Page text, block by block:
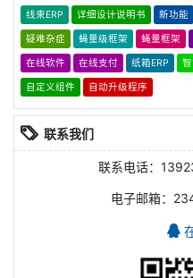
线束ERP 详细设计说明书 新功能
疑难杂症 蝇量级框架 蝇量框架
在线软件 在线支付 纸箱ERP
自定义组件 自动升级程序
联系我们
联系电话：
电子邮箱：